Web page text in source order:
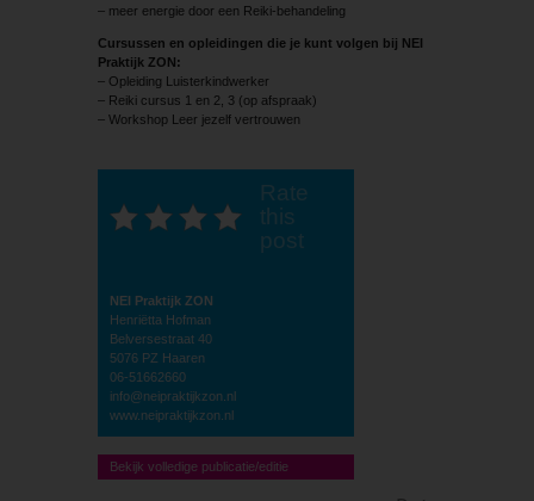
– meer energie door een Reiki-behandeling
Cursussen en opleidingen die je kunt volgen bij NEI
Praktijk ZON:
– Opleiding Luisterkindwerker
– Reiki cursus 1 en 2, 3 (op afspraak)
– Workshop Leer jezelf vertrouwen
Rate
this
post
NEI Praktijk ZON
Henriëtta Hofman
Belversestraat 40
5076 PZ Haaren
06-51662660
info@neipraktijkzon.nl
www.neipraktijkzon.nl
Bekijk volledige publicatie/editie